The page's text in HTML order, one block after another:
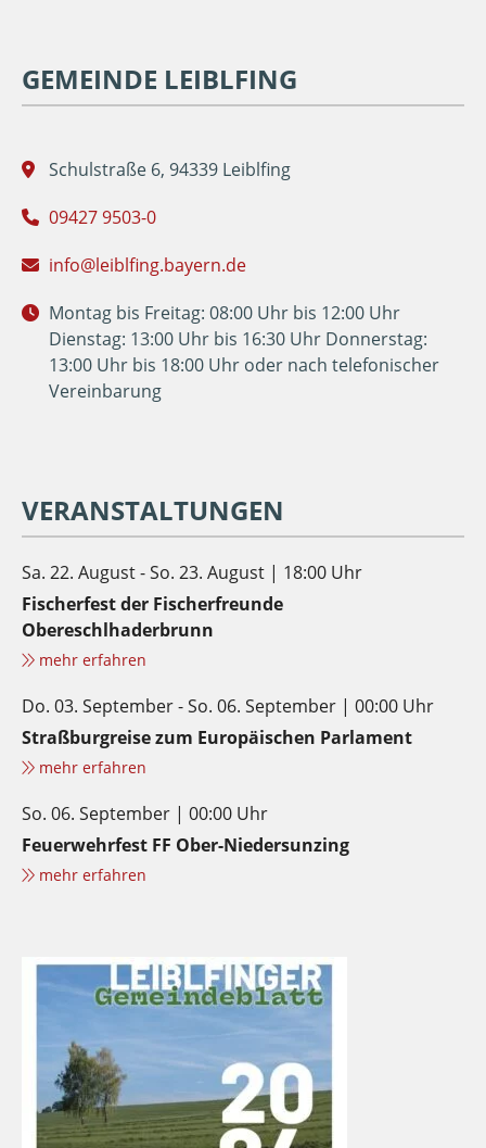
GEMEINDE LEIBLFING
Schulstraße 6, 94339 Leiblfing
09427 9503-0
info@leiblfing.bayern.de
Montag bis Freitag: 08:00 Uhr bis 12:00 Uhr
Dienstag: 13:00 Uhr bis 16:30 Uhr Donnerstag:
13:00 Uhr bis 18:00 Uhr oder nach telefonischer
Vereinbarung
VERANSTALTUNGEN
Sa. 22. August - So. 23. August | 18:00 Uhr
Fischerfest der Fischerfreunde
Obereschlhaderbrunn
mehr erfahren
Do. 03. September - So. 06. September | 00:00 Uhr
Straßburgreise zum Europäischen Parlament
mehr erfahren
So. 06. September | 00:00 Uhr
Feuerwehrfest FF Ober-Niedersunzing
mehr erfahren